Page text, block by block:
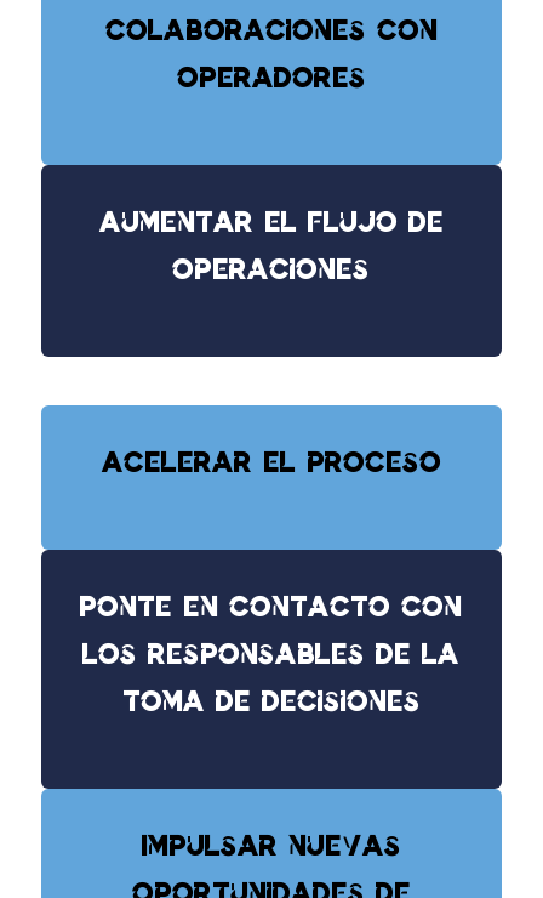
colaboraciones con
operadores
Aumentar el flujo de
operaciones
Acelerar el proceso
Ponte en contacto con
los responsables de la
toma de decisiones
Impulsar nuevas